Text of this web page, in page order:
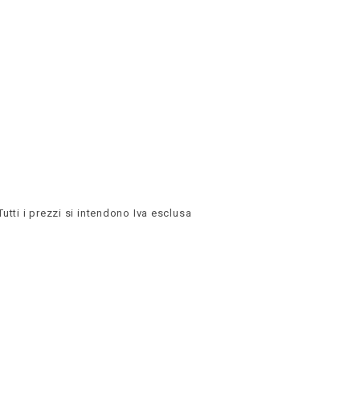
i prezzi si intendono Iva esclusa